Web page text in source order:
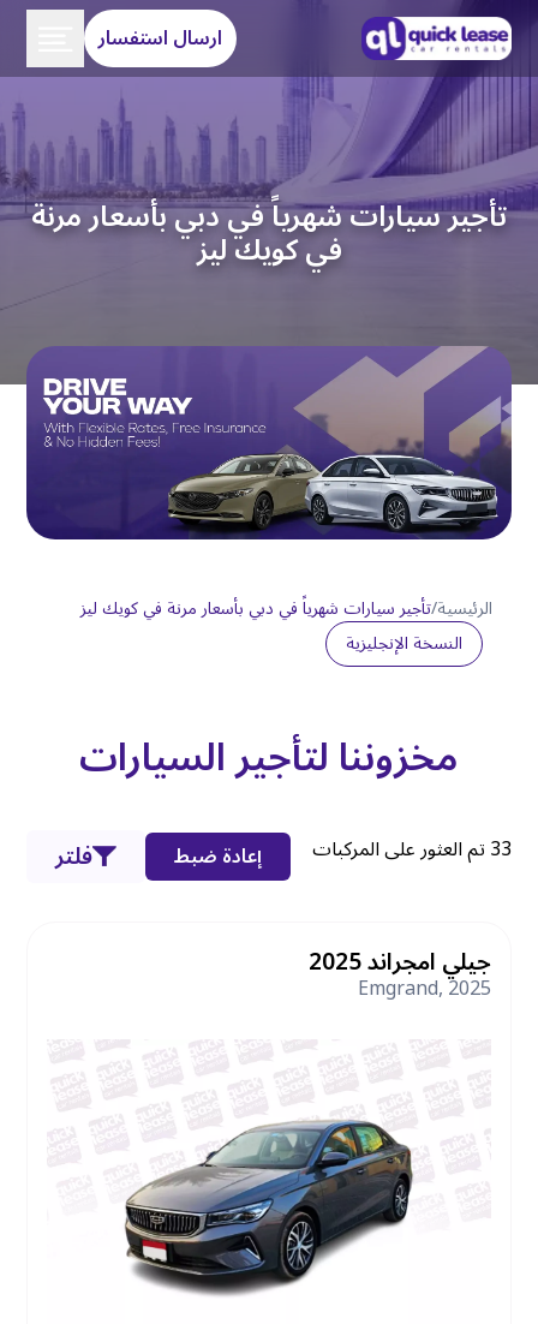
ارسال استفسار
تأجير سيارات شهرياً في دبي بأسعار مرنة
في كويك ليز
الرئيسية/تأجير سيارات شهرياً في دبي بأسعار مرنة في كويك ليز
النسخة الإنجليزية
مخزوننا لتأجير السيارات
33تم العثور على المركبات إعادة ضبط فلتر
جيلي امجراند 2025
Emgrand,2025